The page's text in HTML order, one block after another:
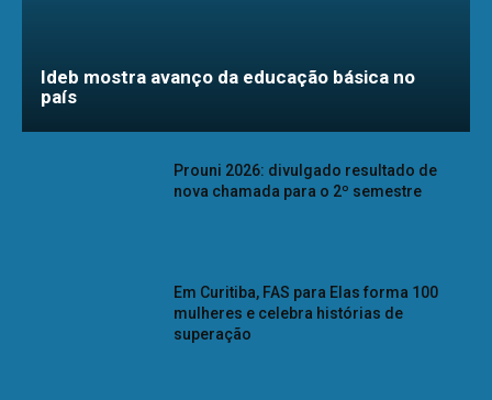
Ideb mostra avanço da educação básica no
país
Prouni 2026: divulgado resultado de
nova chamada para o 2º semestre
Em Curitiba, FAS para Elas forma 100
mulheres e celebra histórias de
superação